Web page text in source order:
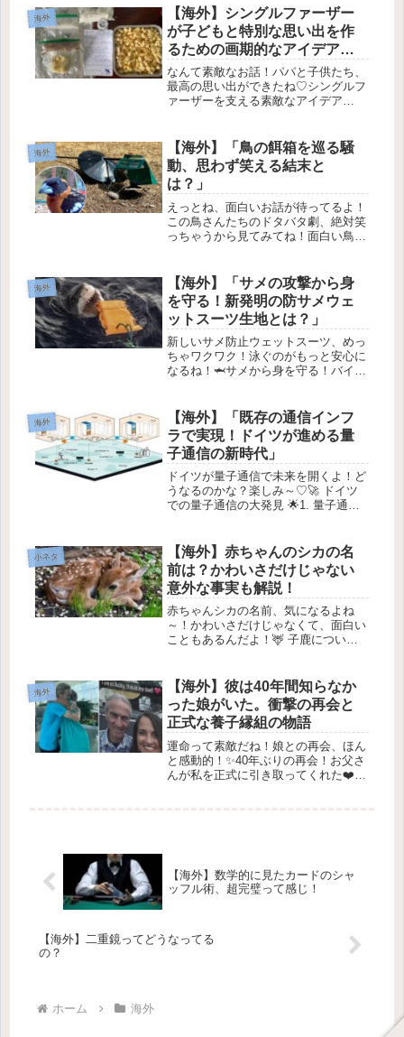
海外
【海外】シングルファーザー
が子どもと特別な思い出を作
るための画期的なアイデアと
は？
なんて素敵なお話！パパと子供たち、
最高の思い出ができたね♡シングルフ
ァーザーを支える素敵なアイデア
敵な思い出を作ることになったお話で
す💖心温まるアイデア💡A Reddi...
海外
【海外】「鳥の餌箱を巡る騒
動、思わず笑える結末と
は？」
えっとね、面白いお話が待ってるよ！
この鳥さんたちのドタバタ劇、絶対笑
っちゃうから見てみてね！面白い鳥の
さな謎が、面白い「誰がやったの？」
のドラマになって、みんなを笑わ...
海外
【海外】「サメの攻撃から身
を守る！新発明の防サメウェ
ットスーツ生地とは？」
新しいサメ防止ウェットスーツ、めっ
ちゃワクワク！泳ぐのがもっと安心に
なるね！🦈サメから身を守る！バイト
サメの噛み傷から身を守るための新し
いウェットスーツの素材を開発したん
で...
海外
【海外】「既存の通信インフ
ラで実現！ドイツが進める量
子通信の新時代」
ドイツが量子通信で未来を開くよ！ど
うなるのかな？楽しみ～♡🚀 ドイツ
での量子通信の大発見 🌟1. 量子通信
ムです。✨ この通信方法は、量子力学
の原則を利用して、送信された情...
小ネタ
【海外】赤ちゃんのシカの名
前は？かわいさだけじゃない
意外な事実も解説！
赤ちゃんシカの名前、気になるよね
～！かわいさだけじゃなくて、面白い
こともあるんだよ！🦌 子鹿について
でよく見かけるあのふわふわで小さな
鹿、実はたくさんの秘密が隠れている
んだ...
海外
【海外】彼は40年間知らなか
った娘がいた。衝撃の再会と
正式な養子縁組の物語
運命って素敵だね！娘との再会、ほん
と感動的！✨40年ぶりの再会！お父さ
んが私を正式に引き取ってくれた❤️
【海外】数学的に見たカードのシャ
ッフル術、超完璧って感じ！
【海外】二重鏡ってどうなってる
の？
ホーム 海外